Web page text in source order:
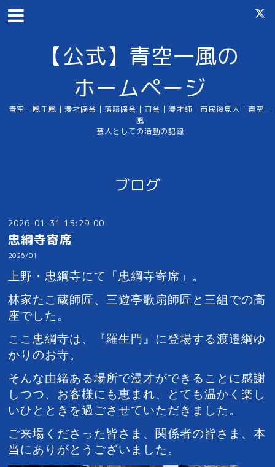
【公式】青空一風の
ホームページ
青空一風千風｜漫才協会｜落語協会｜司会｜漫才師｜市民後見人｜青空一
風
芸人としての活動の記録
ブログ
2026-01-31 15:29:00
忠綱寺寄席
2026/01
上野・忠綱寺にて「忠綱寺寄席」。
林家たこ蔵師匠、三遊亭歌扇師匠と三組での高
座でした。
ここ忠綱寺は、『羅生門』に登場する渡邉綱ゆ
かりのお寺。
そんな由緒ある場所で漫才ができることに感謝
しつつ、 お客様にも恵まれ、とても温かく楽し
いひとときを過ごさせていただきました。
ご来場くださった皆さま、関係者の皆さま、本
当にありがとうございました。